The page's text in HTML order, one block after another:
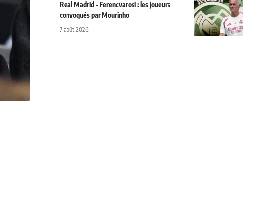
Real Madrid - Ferencvarosi : les joueurs
convoqués par Mourinho
7 août 2026